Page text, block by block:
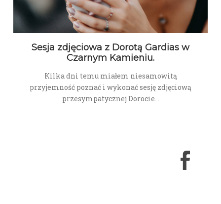
Sesja zdjęciowa z Dorotą Gardias w
Czarnym Kamieniu.
Kilka dni temu miałem niesamowitą
przyjemność poznać i wykonać sesję zdjęciową
przesympatycznej Dorocie…